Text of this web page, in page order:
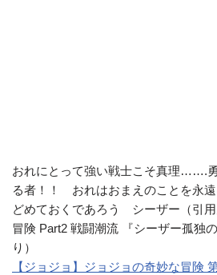
おれにとって強い戦士こそ真理…….
る者！！ おれはおまえのことを永遠
どめておくであろう シーザー（引
冒険 Part2 戦闘潮流 『シーザー孤独
り）
【ジョジョ】ジョジョの奇妙な冒険